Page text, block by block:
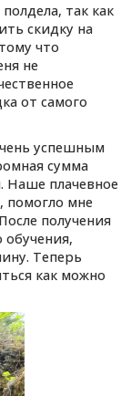
так как
скидку на
что
не
от самого
успешным
сумма
Наше плачевное
помогло мне
получения
обучения,
Теперь
как можно